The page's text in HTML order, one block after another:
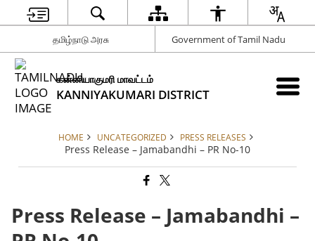
தமிழ்நாடு அரசு Government of Tamil Nadu
கன்னியாகுமரி மாவட்டம்
KANNIYAKUMARI DISTRICT
HOME UNCATEGORIZED PRESS RELEASES
Press Release – Jamabandhi – PR No-10
Press Release – Jamabandhi –